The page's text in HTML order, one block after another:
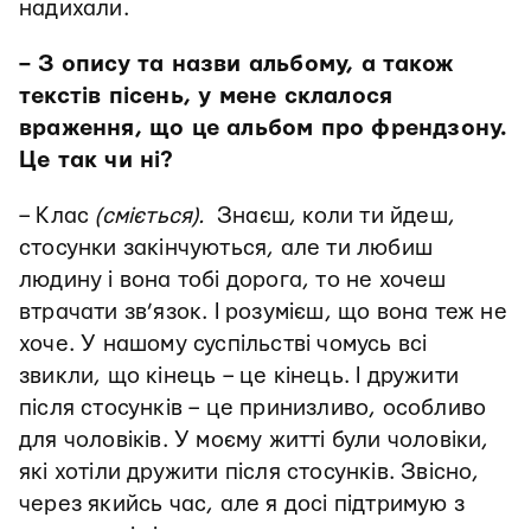
надихали.
– З опису та назви альбому, а також
текстів пісень, у мене склалося
враження, що це альбом про френдзону.
Це так чи ні?
– Клас (сміється). Знаєш, коли ти йдеш,
стосунки закінчуються, але ти любиш
людину і вона тобі дорога, то не хочеш
втрачати зв’язок. І розумієш, що вона теж не
хоче. У нашому суспільстві чомусь всі
звикли, що кінець – це кінець. І дружити
після стосунків – це принизливо, особливо
для чоловіків. У моєму житті були чоловіки,
які хотіли дружити після стосунків. Звісно,
через якийсь час, але я досі підтримую з